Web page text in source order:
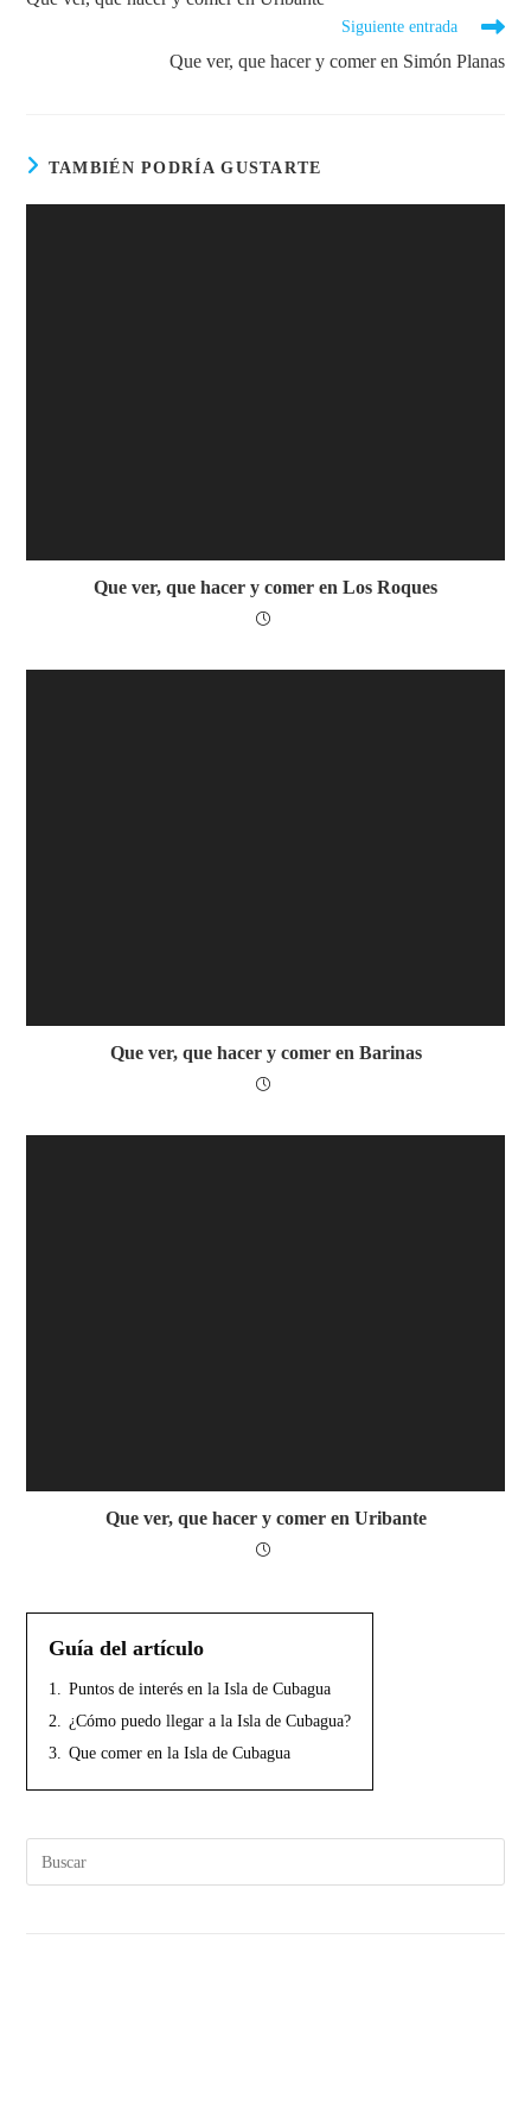
Siguiente entrada
Que ver, que hacer y comer en Simón Planas
TAMBIÉN PODRÍA GUSTARTE
Que ver, que hacer y comer en Los Roques
Que ver, que hacer y comer en Barinas
Que ver, que hacer y comer en Uribante
Guía del artículo
1. Puntos de interés en la Isla de Cubagua
2. ¿Cómo puedo llegar a la Isla de Cubagua?
3. Que comer en la Isla de Cubagua